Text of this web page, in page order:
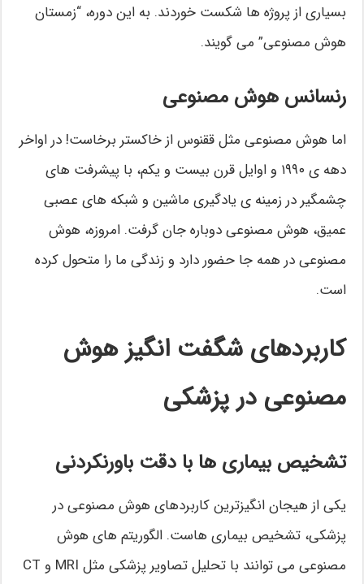
بسیاری از پروژه ها شکست خوردند. به این دوره، “زمستان
هوش مصنوعی” می گویند.
رنسانس هوش مصنوعی
اما هوش مصنوعی مثل ققنوس از خاکستر برخاست! در اواخر
دهه ی ۱۹۹۰ و اوایل قرن بیست و یکم، با پیشرفت های
چشمگیر در زمینه ی یادگیری ماشین و شبکه های عصبی
عمیق، هوش مصنوعی دوباره جان گرفت. امروزه، هوش
مصنوعی در همه جا حضور دارد و زندگی ما را متحول کرده
است.
کاربردهای شگفت انگیز هوش
مصنوعی در پزشکی
تشخیص بیماری ها با دقت باورنکردنی
یکی از هیجان انگیزترین کاربردهای هوش مصنوعی در
پزشکی، تشخیص بیماری هاست. الگوریتم های هوش
مصنوعی می توانند با تحلیل تصاویر پزشکی مثل MRI و CT